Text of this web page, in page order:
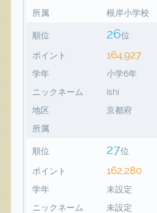
所属
根岸小学校
順位 26位
ポイント 164,927
学年
小学6年
ニックネーム
Ishi
地区
京都府
所属
順位 27位
ポイント 162,280
学年
未設定
ニックネーム
未設定